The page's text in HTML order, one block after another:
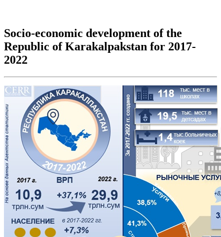
Socio-economic development of the
Republic of Karakalpakstan for 2017-
2022